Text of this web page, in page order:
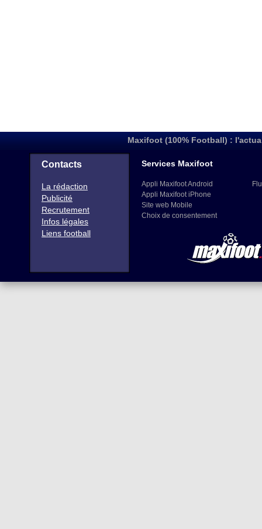
Maxifoot (100% Football) :
Contacts
La rédaction
Publicité
Recrutement
Infos légales
Liens football
Services Maxifoot
Appli Maxifoot Android
Appli Maxifoot iPhone
Site web Mobile
Choix de consentement